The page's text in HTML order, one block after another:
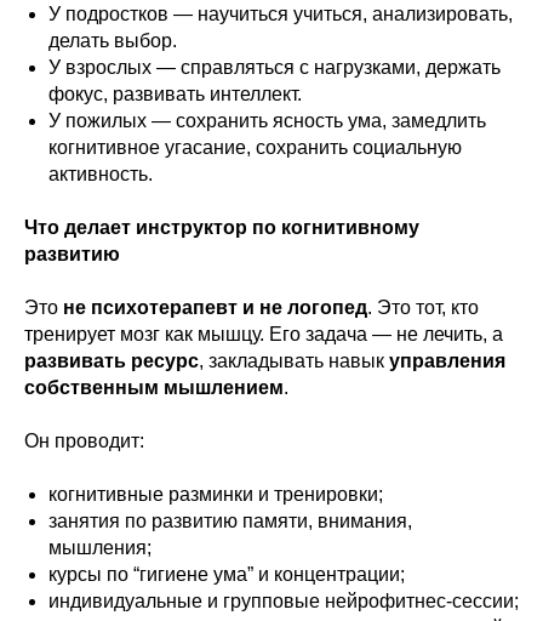
У подростков — научиться учиться, анализировать,
делать выбор.
У взрослых — справляться с нагрузками, держать
фокус, развивать интеллект.
У пожилых — сохранить ясность ума, замедлить
когнитивное угасание, сохранить социальную
активность.
Что делает инструктор по когнитивному
развитию
Это не психотерапевт и не логопед. Это тот, кто
тренирует мозг как мышцу. Его задача — не лечить, а
развивать ресурс, закладывать навык управления
собственным мышлением.
Он проводит:
когнитивные разминки и тренировки;
занятия по развитию памяти, внимания,
мышления;
курсы по “гигиене ума” и концентрации;
индивидуальные и групповые нейрофитнес-сессии;